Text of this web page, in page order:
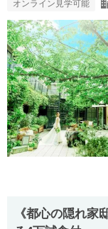
オンライン見学可能
《都心の隠れ家